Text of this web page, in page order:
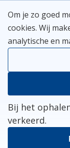
naar
inhoud
Meerlanden
Kies je
Er ging
Bij het
verkeerd.
Om je zo goed
cookies. Wij
analytische en